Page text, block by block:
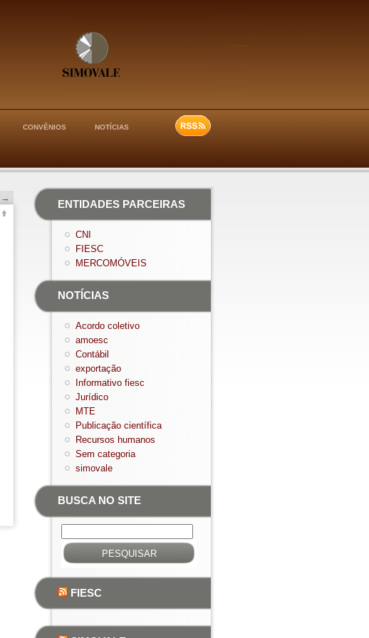
CONVÊNIOS NOTÍCIAS
→
ENTIDADES PARCEIRAS
CNI
FIESC
MERCOMÓVEIS
NOTÍCIAS
Acordo coletivo
amoesc
Contábil
exportação
Informativo fiesc
Jurídico
MTE
Publicação científica
Recursos humanos
Sem categoria
simovale
BUSCA NO SITE
por:
FIESC